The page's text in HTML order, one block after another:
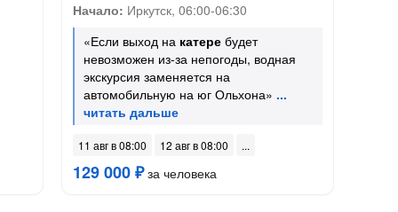
Начало: Иркутск, 06:00-06:30
«Если выход на катере будет
невозможен из-за непогоды, водная
экскурсия заменяется на
автомобильную на юг Ольхона»
11 авг в 08:00 12 авг в 08:00
129 000 ₽за человека